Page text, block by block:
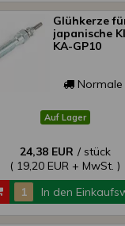
Glühkerze
japanische
KA-GP10
Normale
Auf Lager
24,38 EUR / stück
( 19,20 EUR + MwSt. )
In den